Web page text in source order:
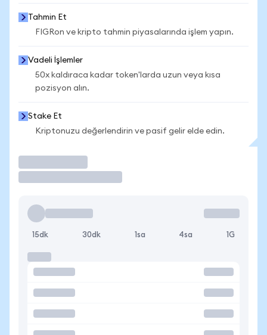
Tahmin Et
FIGRon ve kripto tahmin piyasalarında işlem yapın.
Vadeli İşlemler
50x kaldıraca kadar token'larda uzun veya kısa
pozisyon alın.
Stake Et
Kriptonuzu değerlendirin ve pasif gelir elde edin.
15dk 30dk 1sa 4sa 1G